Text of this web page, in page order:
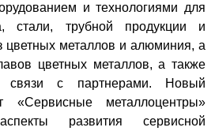
и технологиями для
стали, трубной продукции и
цветных металлов и алюминия, а
цветных металлов, а также
связи с партнерами. Новый
«Сервисные металлоцентры»
развития сервисной